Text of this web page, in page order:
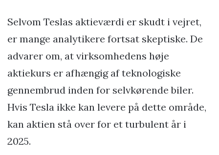
Selvom Teslas aktieværdi er skudt i vejret,
er mange analytikere fortsat skeptiske. De
advarer om, at virksomhedens høje
aktiekurs er afhængig af teknologiske
gennembrud inden for selvkørende biler.
Hvis Tesla ikke kan levere på dette område,
kan aktien stå over for et turbulent år i
2025.